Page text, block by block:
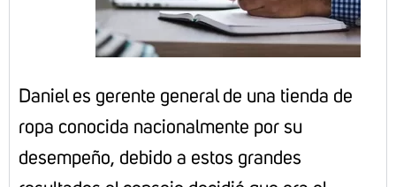
Daniel es gerente general de una tienda de
ropa conocida nacionalmente por su
desempeño, debido a estos grandes